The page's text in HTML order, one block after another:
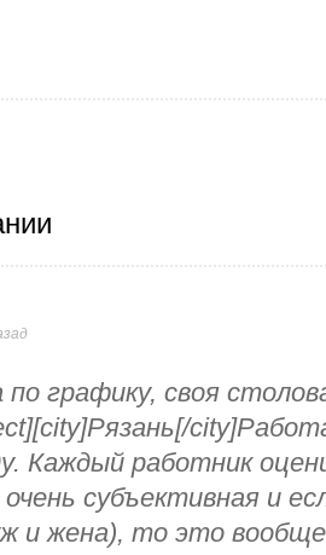
по графику, своя
Каждый работник
субъективная и
и жена), то это